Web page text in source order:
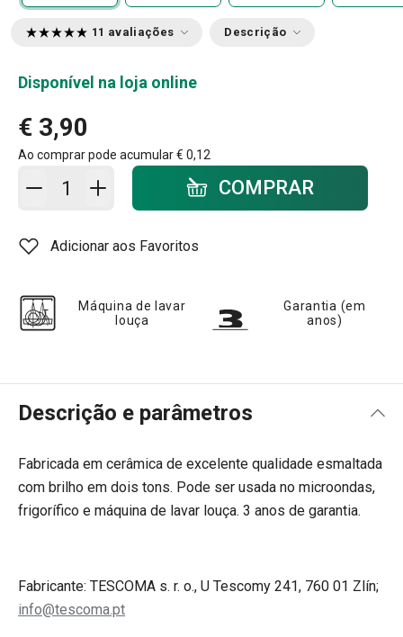
11 avaliações Descrição
Disponível na loja online
€ 3,90
Ao comprar pode acumular€ 0,12
Adicionar ao carrinho - quantidadeCOMPRAR
Adicionar aos Favoritos
Máquina de lavar
louça
Garantia (em
anos)
Descrição e parâmetros
Fabricada em cerâmica de excelente qualidade esmaltada
com brilho em dois tons. Pode ser usada no microondas,
frigorífico e máquina de lavar louça. 3 anos de garantia.
Fabricante: TESCOMA s. r. o., U Tescomy 241, 760 01 Zlín;
info@tescoma.pt